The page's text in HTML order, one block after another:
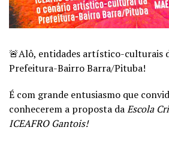
🚨Alô, entidades artístico-culturais
Prefeitura-Bairro Barra/Pituba!
É com grande entusiasmo que
conhecerem a proposta daEscola
ICEAFRO Gantois!